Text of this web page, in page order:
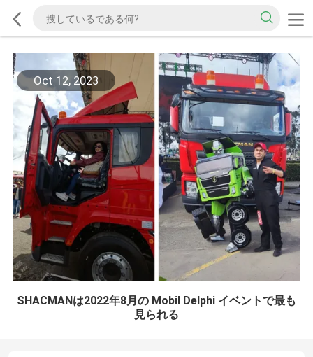
Oct 12, 2023
SHACMANは2022年8月の Mobil Delphi イベントで最も
見られる